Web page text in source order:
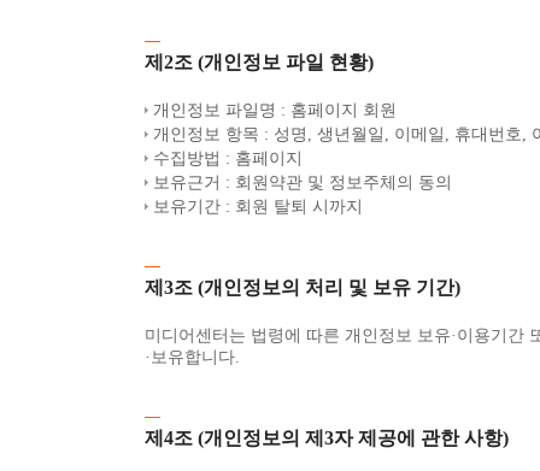
제2조 (개인정보 파일 현황)
개인정보 파일명 : 홈페이지 회원
개인정보 항목 : 성명, 생년월일, 이메일, 휴대번호,
수집방법 : 홈페이지
보유근거 : 회원약관 및 정보주체의 동의
보유기간 : 회원 탈퇴 시까지
제3조 (개인정보의 처리 및 보유 기간)
미디어센터는 법령에 따른 개인정보 보유·이용기간
·보유합니다.
제4조 (개인정보의 제3자 제공에 관한 사항)